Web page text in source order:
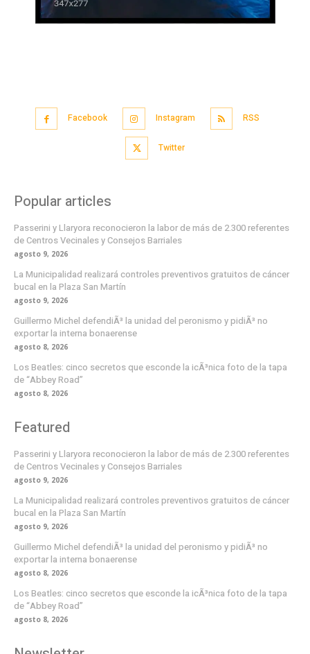
Facebook Instagram RSS
Twitter
Popular articles
Passerini y Llaryora reconocieron la labor de más de 2.300 referentes
de Centros Vecinales y Consejos Barriales
agosto 9, 2026
La Municipalidad realizará controles preventivos gratuitos de cáncer
bucal en la Plaza San Martín
agosto 9, 2026
Guillermo Michel defendiÃ³ la unidad del peronismo y pidiÃ³ no
exportar la interna bonaerense
agosto 8, 2026
Los Beatles: cinco secretos que esconde la icÃ³nica foto de la tapa
de “Abbey Road”
agosto 8, 2026
Featured
Passerini y Llaryora reconocieron la labor de más de 2.300 referentes
de Centros Vecinales y Consejos Barriales
agosto 9, 2026
La Municipalidad realizará controles preventivos gratuitos de cáncer
bucal en la Plaza San Martín
agosto 9, 2026
Guillermo Michel defendiÃ³ la unidad del peronismo y pidiÃ³ no
exportar la interna bonaerense
agosto 8, 2026
Los Beatles: cinco secretos que esconde la icÃ³nica foto de la tapa
de “Abbey Road”
agosto 8, 2026